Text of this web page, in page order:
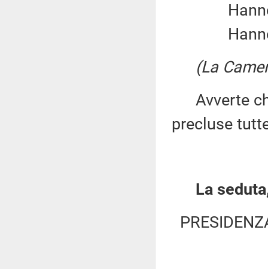
Hanno
Hanno
(La
Avverte
precluse
La